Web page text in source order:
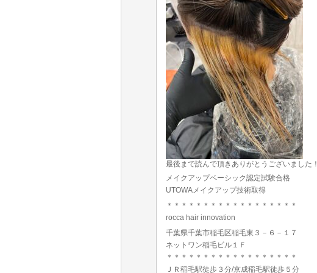
最後まで読んで頂きありがとうございました！
メイクアップベーシック認定試験合格
UTOWAメイクアップ技術取得
＊＊＊＊＊＊＊＊＊＊＊＊＊＊＊＊＊＊
rocca hair innovation
千葉県千葉市稲毛区稲毛東３－６－１７
ネットワン稲毛ビル１Ｆ
＊＊＊＊＊＊＊＊＊＊＊＊＊＊＊＊＊＊
ＪＲ稲毛駅徒歩３分/京成稲毛駅徒歩５分